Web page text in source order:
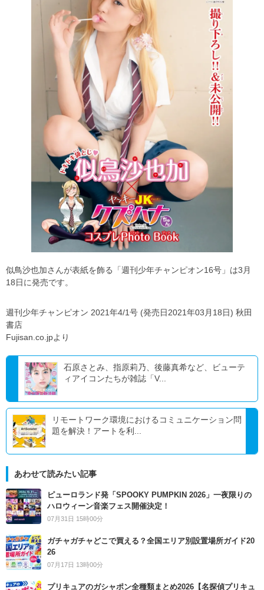
似鳥沙也加さんが表紙を飾る「週刊少年チャンピオン16号」は3月
18日に発売です。
週刊少年チャンピオン 2021年4/1号 (発売日2021年03月18日) 秋田
書店
Fujisan.co.jpより
石原さとみ、指原莉乃、後藤真希など、ビューテ
ィアイコンたちが雑誌「V...
リモートワーク環境におけるコミュニケーション問
題を解決！アートを利...
あわせて読みたい記事
ピューロランド発「SPOOKY PUMPKIN 2026」一夜限りの
ハロウィーン音楽フェス開催決定！
07月31日 15時00分
ガチャガチャどこで買える？全国エリア別設置場所ガイド20
26
07月17日 13時00分
プリキュアのガシャポン全種類まとめ2026【名探偵プリキュ